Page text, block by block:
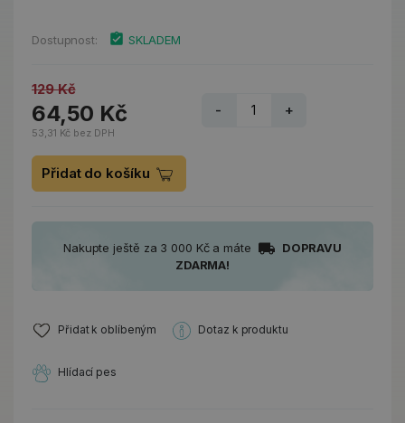
Dostupnost: SKLADEM
129 Kč
64,50 Kč
53,31 Kč bez DPH
- +
Přidat do košíku
Nakupte ještě za 3 000 Kč a máte
DOPRAVU
ZDARMA!
Přidat k oblíbeným Dotaz k produktu
Hlídací pes